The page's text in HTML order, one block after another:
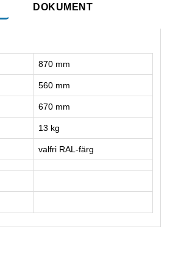
DOKUMENT
870 mm
560 mm
670 mm
13 kg
valfri RAL-färg